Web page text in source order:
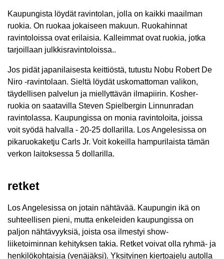
Kaupungista löydät ravintolan, jolla on kaikki maailman
ruokia. On ruokaa jokaiseen makuun. Ruokahinnat
ravintoloissa ovat erilaisia. Kalleimmat ovat ruokia, jotka
tarjoillaan julkkisravintoloissa..
Jos pidät japanilaisesta keittiöstä, tutustu Nobu Robert De
Niro -ravintolaan. Sieltä löydät uskomattoman valikon,
täydellisen palvelun ja miellyttävän ilmapiirin. Kosher-
ruokia on saatavilla Steven Spielbergin Linnunradan
ravintolassa. Kaupungissa on monia ravintoloita, joissa
voit syödä halvalla - 20-25 dollarilla. Los Angelesissa on
pikaruokaketju Carls Jr. Voit kokeilla hampurilaista tämän
verkon laitoksessa 5 dollarilla.
retket
Los Angelesissa on jotain nähtävää. Kaupungin ikä on
suhteellisen pieni, mutta enkeleiden kaupungissa on
paljon nähtävyyksiä, joista osa ilmestyi show-
liiketoiminnan kehityksen takia. Retket voivat olla ryhmä- ja
henkilökohtaisia ​​(venäjäksi). Yksityinen kiertoajelu autolla